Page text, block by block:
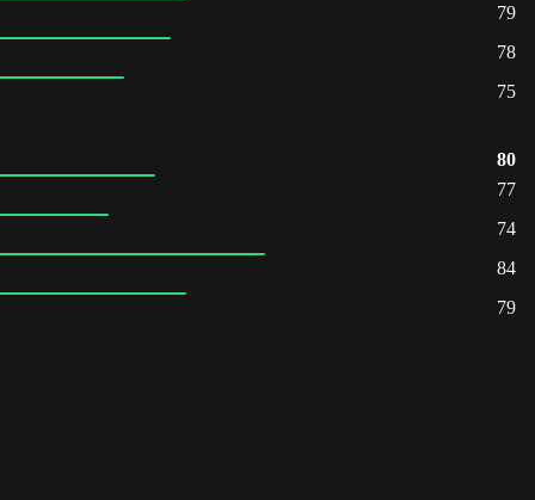
79
78
75
80
77
74
84
79